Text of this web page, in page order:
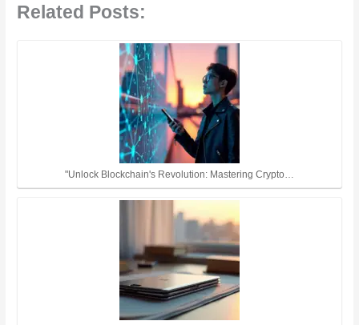
Related Posts:
"Unlock Blockchain's Revolution: Mastering Crypto…